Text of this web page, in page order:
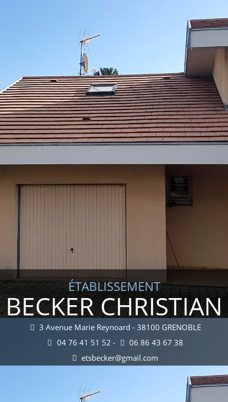
ÉTABLISSEMENT
BECKER CHRISTIAN
3 Avenue Marie Reynoard - 38100 GRENOBLE
04 76 41 51 52 -
06 86 43 67 38
etsbecker@gmail.com